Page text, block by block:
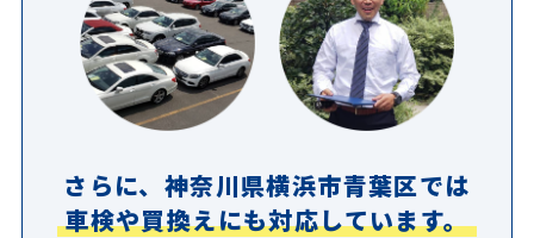
さらに、神奈川県横浜市青葉区では
車検や買換えにも対応しています。